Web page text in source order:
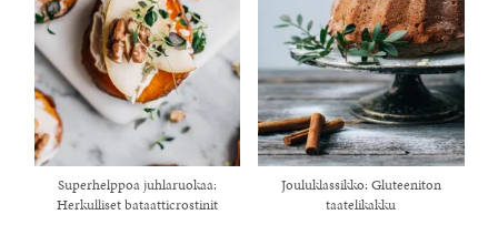
Superhelppoa juhlaruokaa:
Herkulliset bataatticrostinit
Jouluklassikko: Gluteeniton
taatelikakku